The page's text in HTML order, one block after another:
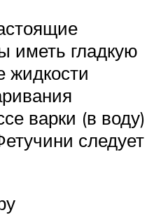
иметь гладкую
жидкости
варки (в воду)
следует